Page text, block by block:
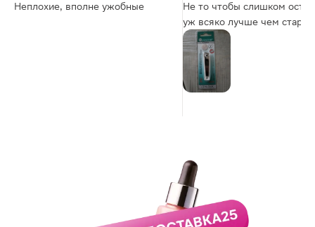
Неплохие, вполне ужобные
Не то чтобы слишком
уж всяко лучше чем старый
книпсер. Я доволен.
ещё и балы удалось